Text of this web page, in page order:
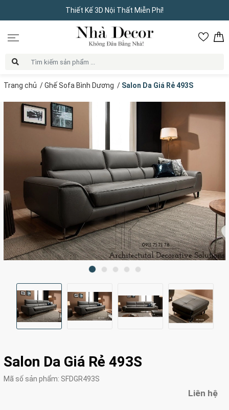
Thiết Kế 3D Nội Thất Miễn Phí!
Trang chủ /Ghế Sofa Bình Dương / Salon Da Giá Rẻ 493S
Salon Da Giá Rẻ 493S
Mã số sản phẩm: SFDGR493S
Liên hệ